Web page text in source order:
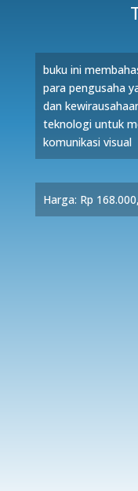
buku ini
para pengusaha
dan
teknologi untuk
komunikasi visual
Harga: Rp